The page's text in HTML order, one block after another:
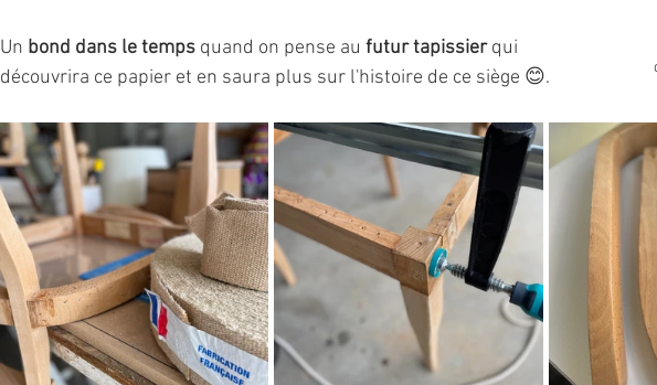
Un bond dans le temps quand on pense au futur tapissier qui
découvrira ce papier et en saura plus sur l'histoire de ce siège 😊.